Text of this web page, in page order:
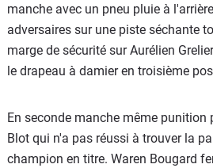
manche avec un pneu pluie à
adversaires sur une piste séchante
marge de sécurité sur Aurélien
le drapeau à damier en troisième
En seconde manche même punition
Blot qui n'a pas réussi à trouver la
champion en titre. Waren Bougard